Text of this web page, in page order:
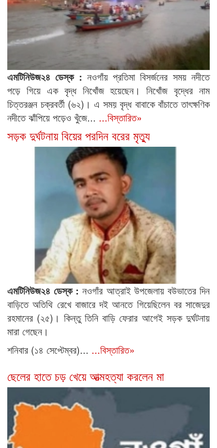
এমটিনিউজ২৪ ডেস্ক : নওগাঁয় প্রতিমা বিসর্জনের সময় নদীতে
পড়ে গিয়ে এক বৃদ্ধ নিখোঁজ হয়েছেন। নিখোঁজ বৃদ্ধের নাম
চিত্তরঞ্জন চক্রবর্তী (৬২)। এ সময় বৃদ্ধ বাবাকে বাঁচাতে তাৎক্ষণিক
নদীতে ঝাঁপিয়ে পড়েও খুঁজে... ...বিস্তারিত»
সড়ক দুর্ঘটনায় বিয়ের পরদিন বরের মৃত্যু
এমটিনিউজ২৪ ডেস্ক : নওগাঁর আত্রাই উপজেলায় বউভাতের দিন
বাড়িতে অতিথি রেখে বাজারে দই আনতে গিয়েছিলেন বর সাজেদুর
রহমানের (২৫)। কিন্তু তিনি বাড়ি ফেরার আগেই সড়ক দুর্ঘটনায়
মারা গেছেন।
শনিবার (১৪ সেপ্টেম্বর)... ...বিস্তারিত»
ছেলের হাতে চড় খেয়ে আত্মহত্যা করলেন মা